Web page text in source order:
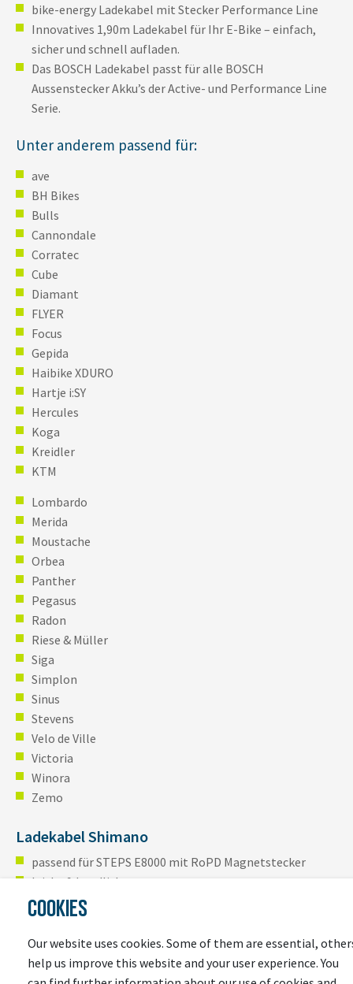
bike-energy Ladekabel mit Stecker Performance Line
Innovatives 1,90m Ladekabel für Ihr E-Bike – einfach,
sicher und schnell aufladen.
Das BOSCH Ladekabel passt für alle BOSCH
Aussenstecker Akku’s der Active- und Performance Line
Serie.
Unter anderem passend für:
ave
BH Bikes
Bulls
Cannondale
Corratec
Cube
Diamant
FLYER
Focus
Gepida
Haibike XDURO
Hartje i:SY
Hercules
Koga
Kreidler
KTM
Lombardo
Merida
Moustache
Orbea
Panther
Pegasus
Radon
Riese & Müller
Siga
Simplon
Sinus
Stevens
Velo de Ville
Victoria
Winora
Zemo
Ladekabel Shimano
passend für STEPS E8000 mit RoPD Magnetstecker
leicht & handlich
wetterfest
bis zu 2x schnellere Akkuladung
bike-energy Ladekabel mit Stecker für Shimano STEPS
E8000
Innovatives 1,90m Ladekabel für Ihr E-Bike – einfach,
COOKIES
Our website uses cookies. Some of them are essential,
help us improve this website and your user experience. You